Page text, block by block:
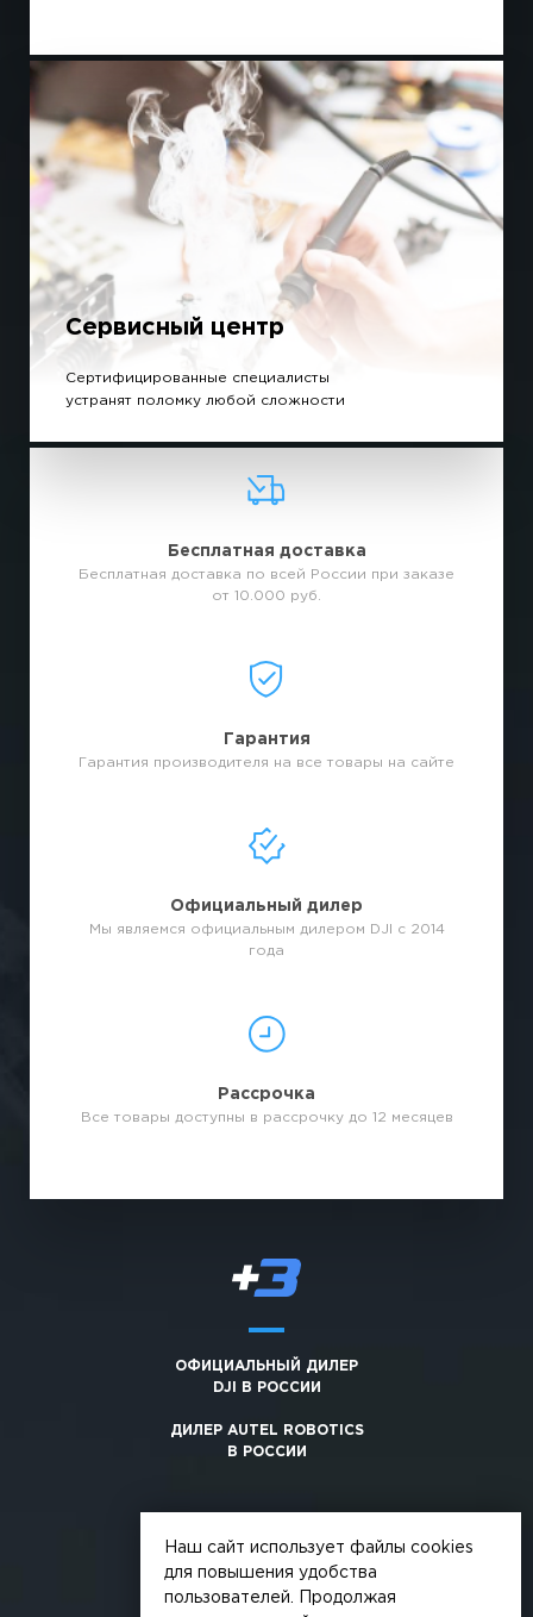
Сервисный центр
Сертифицированные специалисты
устранят поломку любой сложности
Бесплатная доставка
Бесплатная доставка по всей России при заказе
от 10.000 руб.
Гарантия
Гарантия производителя на все товары на сайте
Официальный дилер
Мы являемся официальным дилером DJI с 2014
года
Рассрочка
Все товары доступны в рассрочку до 12 месяцев
ОФИЦИАЛЬНЫЙ ДИЛЕР
DJI В РОССИИ
ДИЛЕР AUTEL ROBOTICS
В РОССИИ
Наш сайт использует файлы cookies
для повышения удобства
пользователей. Продолжая